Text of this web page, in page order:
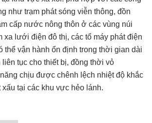
như trạm phát sóng viễn thông, đồn
cấp nước nông thôn ở các vùng núi
xa lưới điện đô thị, các tổ máy phát điện
thể vận hành ổn định trong thời gian dài
tục cho thiết bị, đồng thời vỏ
chịu được chênh lệch nhiệt độ khắc
tại các khu vực hẻo lánh.